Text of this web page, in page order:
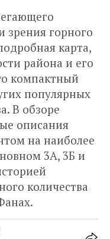
зрения горного
карта,
района и его
компактный
популярных
В обзоре
описания
на наиболее
3А, 3Б и
количества